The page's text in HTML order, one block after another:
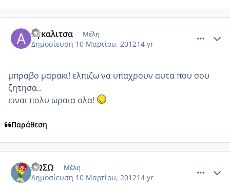
αγκαλιτσα Μέλη
Δημοσίευση 10 Μαρτίου, 201214 yr
μπραβο μαρακι! ελπιζω να υπαχρουν αυτα που σου
ζητησα..
ειναι πολυ ωραια ολα!
Παράθεση
ΣΩΣΩ Μέλη
Δημοσίευση 10 Μαρτίου, 201214 yr